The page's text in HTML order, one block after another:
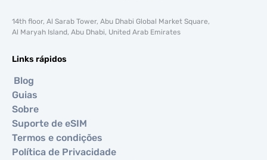
14th floor, Al Sarab Tower, Abu Dhabi Global Market Square,
Al Maryah Island, Abu Dhabi, United Arab Emirates
Links rápidos
Blog
Guias
Sobre
Suporte de eSIM
Termos e condições
Política de Privacidade